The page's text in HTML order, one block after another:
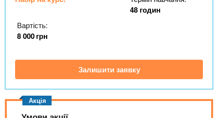
n
s
.
а
д
За кордоном
48 годин
Вартість:
8 000грн
Залишити заявку